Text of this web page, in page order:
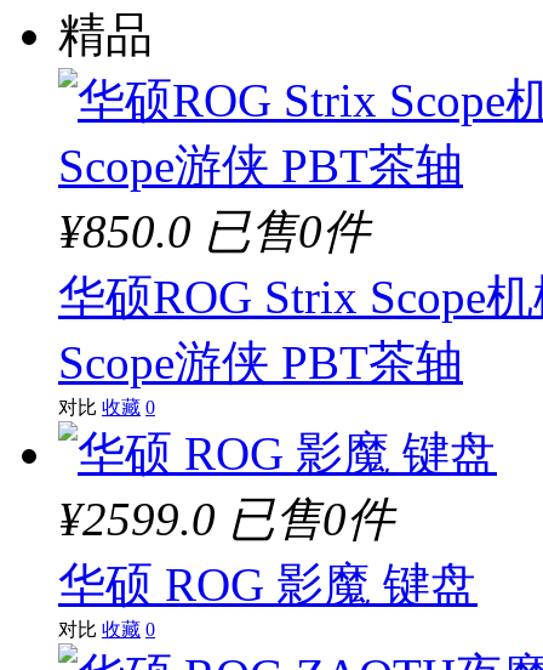
精品
¥850.0 已售0件
华硕ROG Strix Scope
Scope游侠 PBT茶轴
对比 收藏 0
¥2599.0 已售0件
华硕 ROG 影魔 键盘
对比 收藏 0